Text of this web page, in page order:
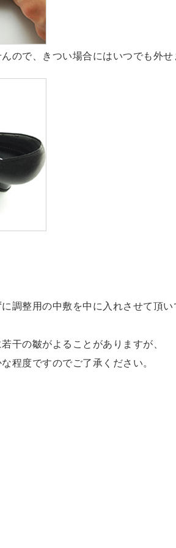
ので、きつい場合にはいつでも外せ
調整用の中敷を中に入れさせて頂
干の皺がよることがありますが、
程度ですのでご了承ください。